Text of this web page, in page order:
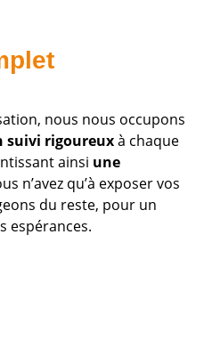
nous nous occupons
suivi rigoureuxà chaque
ainsi une
n’avez qu’à exposer vos
du reste, pour un
espérances.